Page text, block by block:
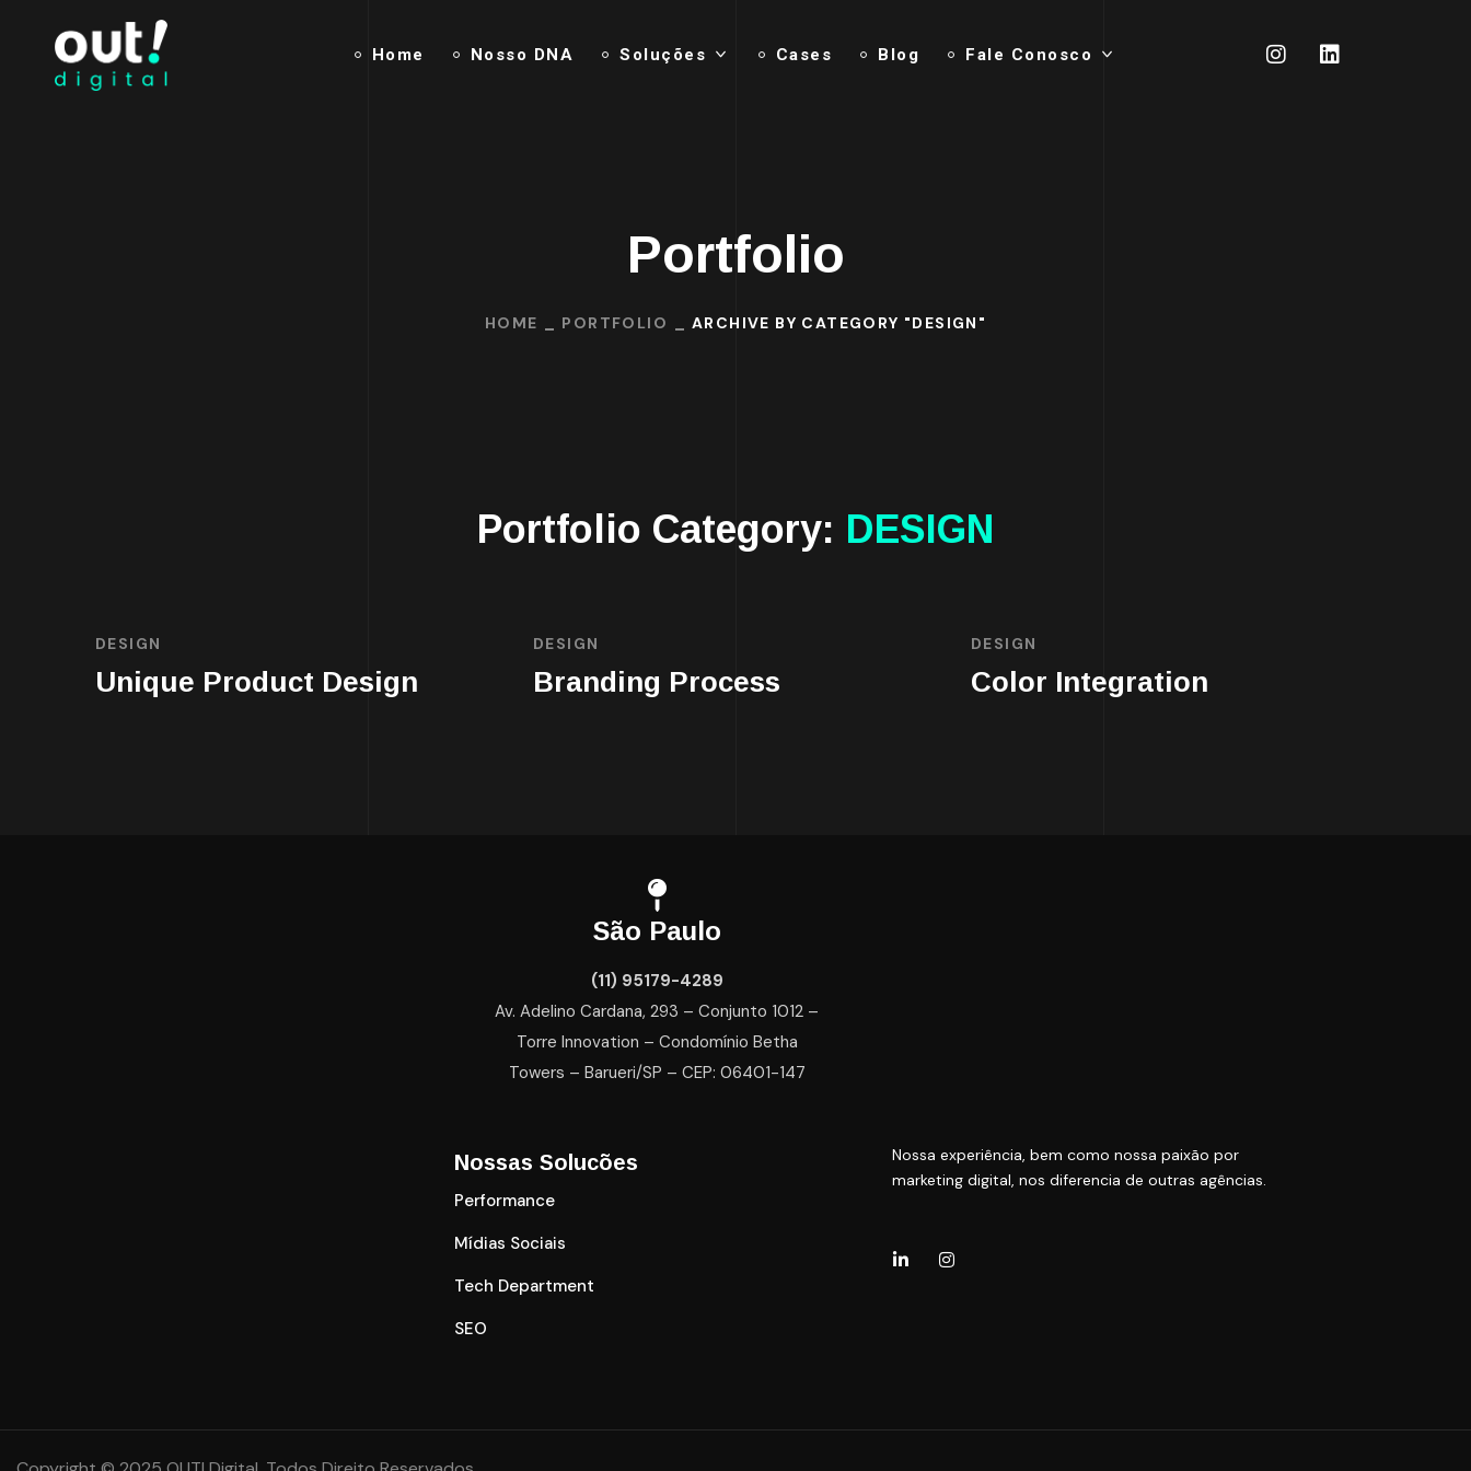
Home Nosso DNA Soluções Cases Blog Fale Conosco
Portfolio
HOME PORTFOLIO ARCHIVE BY CATEGORY "DESIGN"
Portfolio Category: DESIGN
DESIGN
Unique Product Design
DESIGN
Branding Process
DESIGN
Color Integration
São Paulo
(11) 95179-4289
Av. Adelino Cardana, 293 – Conjunto 1012 –
Torre Innovation – Condomínio Betha
Towers – Barueri/SP – CEP: 06401-147
Nossas Solucões
Performance
Mídias Sociais
Tech Department
SEO
Nossa experiência, bem como nossa paixão por
marketing digital, nos diferencia de outras agências.